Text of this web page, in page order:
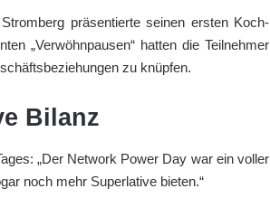
präsentierte seinen ersten Koch-
„Verwöhnpausen“ hatten die Teilnehmer
zu knüpfen.
Bilanz
„Der Network Power Day war ein voller
noch mehr Superlative bieten.“